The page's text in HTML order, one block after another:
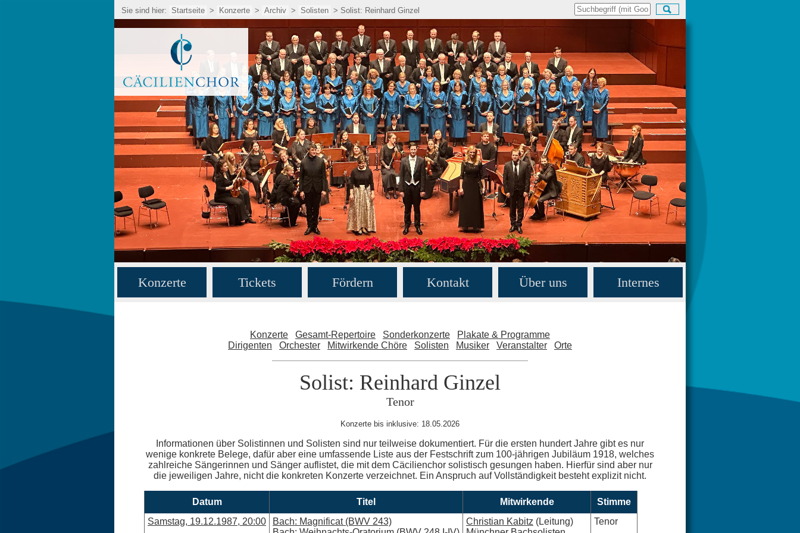
Sie sind hier: Startseite > Konzerte > Archiv > Solisten > Solist: Reinhard Ginzel
Konzerte Tickets Fördern Kontakt Über uns Internes
Konzerte Gesamt-Repertoire Sonderkonzerte
Plakate & Programme
Dirigenten
Orchester Mitwirkende Chöre Solisten Musiker Veranstalter Orte
Solist: Reinhard Ginzel
Tenor
Konzerte bis inklusive: 18.05.2026
Informationen über Solistinnen und Solisten sind nur teilweise dokumentiert. Für die ersten hundert Jahre gibt es nur
wenige konkrete Belege, dafür aber eine umfassende Liste aus der Festschrift zum 100-jährigen Jubiläum 1918, welches
zahlreiche Sängerinnen und Sänger auflistet, die mit dem Cäcilienchor solistisch gesungen haben. Hierfür sind aber nur
die jeweiligen Jahre, nicht die konkreten Konzerte verzeichnet. Ein Anspruch auf Vollständigkeit besteht explizit nicht.
Datum Titel Mitwirkende
Stimme
Samstag, 19.12.1987, 20:00
Bach: Magnificat (BWV 243)
Christian Kabitz (Leitung)
Tenor